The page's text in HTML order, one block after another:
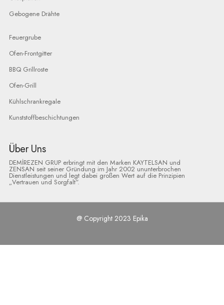
Gebogene Drähte
Feuergrube
Ofen-Frontgitter
BBQ Grillroste
Ofen-Grill
Kühlschrankregale
Kunststoffbeschichtungen
Über Uns
DEMİREZEN GRUP erbringt mit den Marken KAYTELSAN und
ZENSAN seit seiner Gründung im Jahr 2002 ununterbrochen
Dienstleistungen und legt dabei großen Wert auf die Prinzipien
„Vertrauen und Sorgfalt“.
@ Copyright 2023 Epika